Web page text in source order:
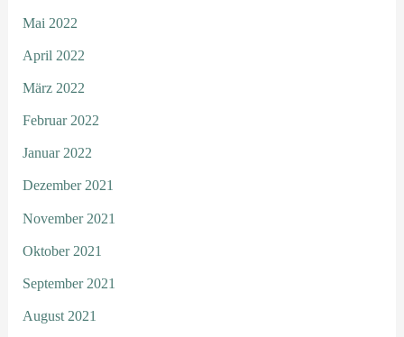
Mai 2022
April 2022
März 2022
Februar 2022
Januar 2022
Dezember 2021
November 2021
Oktober 2021
September 2021
August 2021